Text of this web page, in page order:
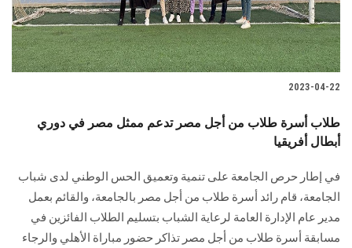
2023-04-22
طلاب أسرة طلاب من أجل مصر تدعم ممثل مصر في دوري
أبطال أفريقيا
في إطار حرص الجامعة على تنمية وتعميق الحس الوطني لدى شباب
الجامعة، قام رائد أسرة طلاب من أجل مصر بالجامعة، والقائم بعمل
مدير عام الإدارة العامة لرعاية الشباب بتسليم الطلاب الفائزين في
مسابقة أسرة طلاب من أجل مصر تذاكر حضور مباراة الأهلي والرجاء